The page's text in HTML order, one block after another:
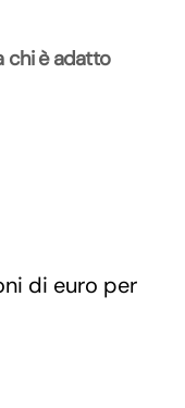
chi è adatto